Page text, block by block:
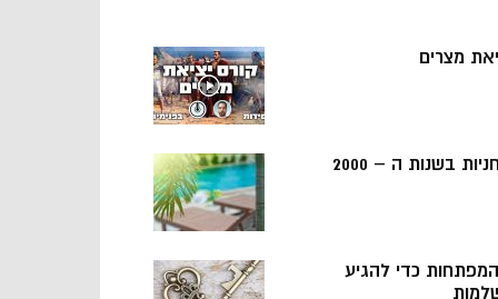
מצרים
בשנות ה – 2000
5 המפתחות כדי להגיע